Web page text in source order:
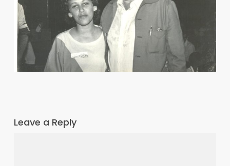
Leave a Reply